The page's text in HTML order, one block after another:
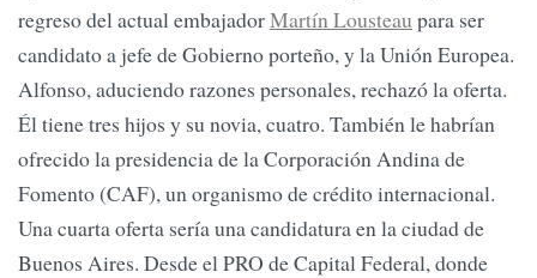
regreso del actual embajadorMartín Lousteau para ser
candidato a jefe de Gobierno porteño, y la Unión Europea.
Alfonso, aduciendo razones personales, rechazó la oferta.
Él tiene tres hijos y su novia, cuatro. También le habrían
ofrecido la presidencia de la Corporación Andina de
Fomento (CAF), un organismo de crédito internacional.
Una cuarta oferta sería una candidatura en la ciudad de
Buenos Aires. Desde el PRO de Capital Federal, donde